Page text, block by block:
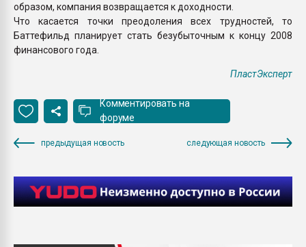
образом, компания возвращается к доходности.
Что касается точки преодоления всех трудностей, то
Баттефильд планирует стать безубыточным к концу 2008
финансового года.
ПластЭксперт
Комментировать на
форуме
предыдущая новость следующая новость